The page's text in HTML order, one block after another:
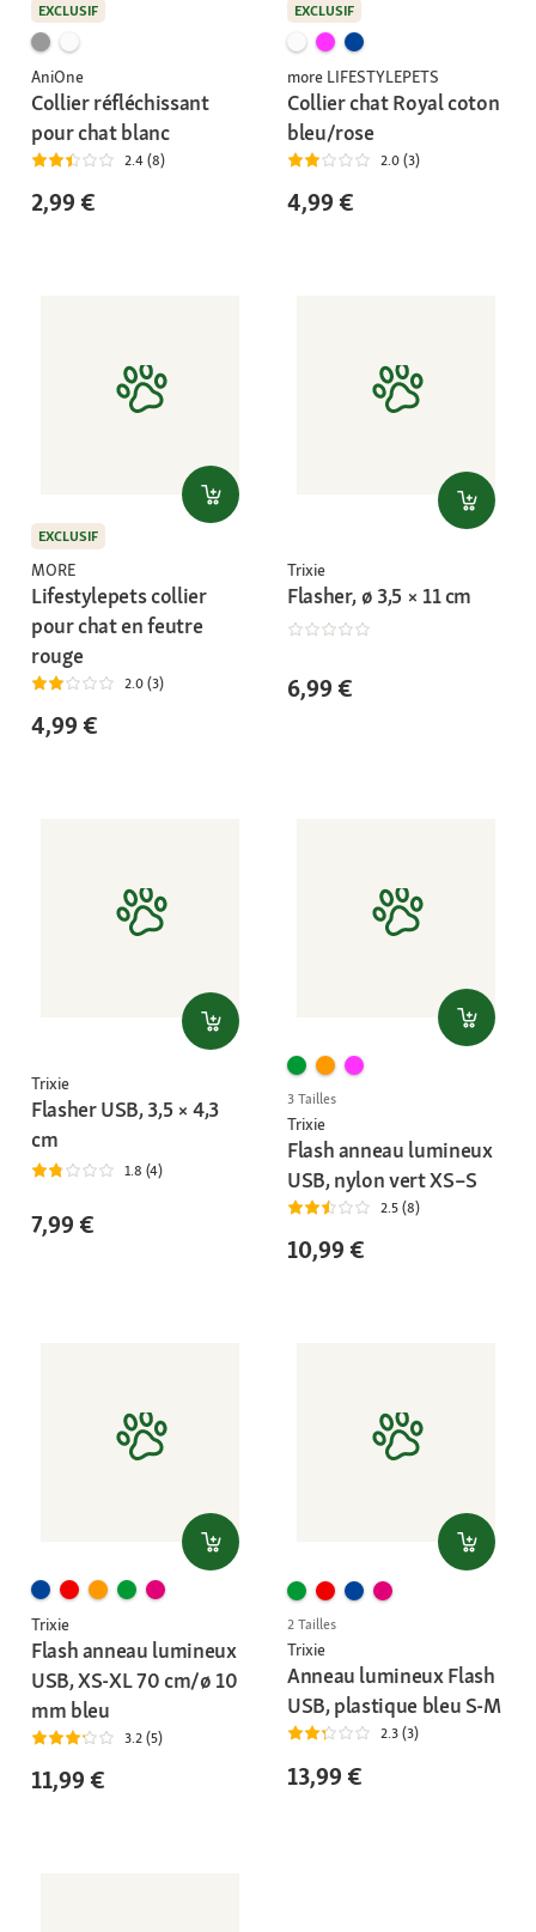
EXCLUSIF
AniOne
Collier réfléchissant
pour chat blanc
2.4 (8)
2,99 €
EXCLUSIF
more LIFESTYLEPETS
Collier chat Royal coton
bleu/rose
2.0 (3)
4,99 €
EXCLUSIF
MORE
Lifestylepets collier
pour chat en feutre
rouge
2.0 (3)
4,99 €
Trixie
Flasher, ø 3,5 × 11 cm
6,99 €
Trixie
Flasher USB, 3,5 × 4,3
cm
1.8 (4)
7,99 €
3 Tailles
Trixie
Flash anneau lumineux
USB, nylon vert XS–S
2.5 (8)
10,99 €
Trixie
Flash anneau lumineux
USB, XS-XL 70 cm/ø 10
mm bleu
3.2 (5)
11,99 €
2 Tailles
Trixie
Anneau lumineux Flash
USB, plastique bleu S-M
2.3 (3)
13,99 €